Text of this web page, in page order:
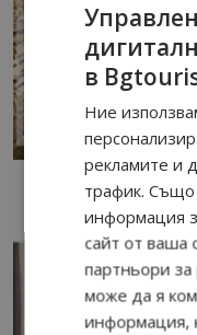
в
Ние
рекламите и
трафик. Също
информация
сайт от ваша
партньори за
може да я
информация,